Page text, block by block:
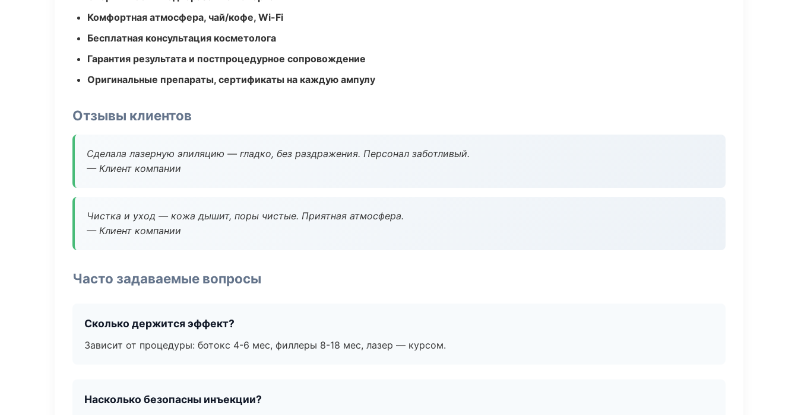
Комфортная атмосфера, чай/кофе, Wi-Fi
Бесплатная консультация косметолога
Гарантия результата и постпроцедурное сопровождение
Оригинальные препараты, сертификаты на каждую ампулу
Отзывы клиентов
Сделала лазерную эпиляцию — гладко, без раздражения. Персонал заботливый.
— Клиент компании
Чистка и уход — кожа дышит, поры чистые. Приятная атмосфера.
— Клиент компании
Часто задаваемые вопросы
Сколько держится эффект?
Зависит от процедуры: ботокс 4-6 мес, филлеры 8-18 мес, лазер — курсом.
Насколько безопасны инъекции?